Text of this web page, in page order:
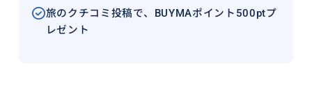
旅のクチコミ投稿で、BUYMAポイント500ptプ
レゼント